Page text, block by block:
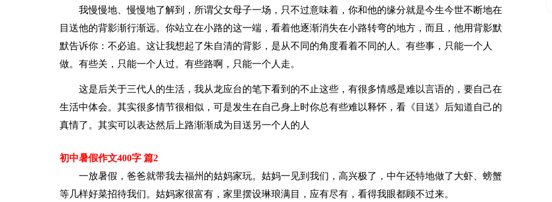
我慢慢地、慢慢地了解到，所谓父女母子一场，只不过意味着，你和他的缘分就是今生今世不断地在
目送他的背影渐行渐远。你站立在小路的这一端，看着他逐渐消失在小路转弯的地方，而且，他用背影默
默告诉你：不必追。这让我想起了朱自清的背影，是从不同的角度看着不同的人。有些事，只能一个人
做。有些关，只能一个人过。有些路啊，只能一个人走。
这是后关于三代人的生活，我从龙应台的笔下看到的不止这些，有很多情感是难以言语的，要自己在
生活中体会。其实很多情节很相似，可是发生在自己身上时你总有些难以释怀，看《目送》后知道自己的
真情了。其实可以表达然后上路渐渐成为目送另一个人的人
初中暑假作文400字 篇2
一放暑假，爸爸就带我去福州的姑妈家玩。姑妈一见到我们，高兴极了，中午还特地做了大虾、螃蟹
等几样好菜招待我们。姑妈家很富有，家里摆设琳琅满目，应有尽有，看得我眼都顾不过来。